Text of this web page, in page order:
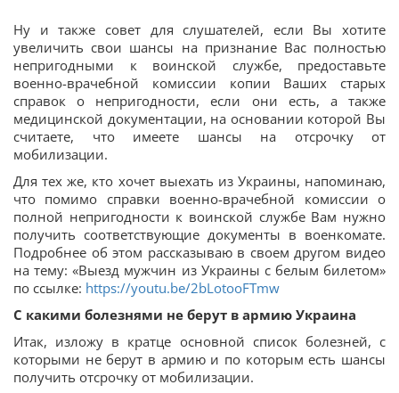
Ну и также совет для слушателей, если Вы хотите
увеличить свои шансы на признание Вас полностью
непригодными к воинской службе, предоставьте
военно-врачебной комиссии копии Ваших старых
справок о непригодности, если они есть, а также
медицинской документации, на основании которой Вы
считаете, что имеете шансы на отсрочку от
мобилизации.
Для тех же, кто хочет выехать из Украины, напоминаю,
что помимо справки военно-врачебной комиссии о
полной непригодности к воинской службе Вам нужно
получить соответствующие документы в военкомате.
Подробнее об этом рассказываю в своем другом видео
на тему: «Выезд мужчин из Украины с белым билетом»
по ссылке: https://youtu.be/2bLotooFTmw
С какими болезнями не берут в армию Украина
Итак, изложу в кратце основной список болезней, с
которыми не берут в армию и по которым есть шансы
получить отсрочку от мобилизации.